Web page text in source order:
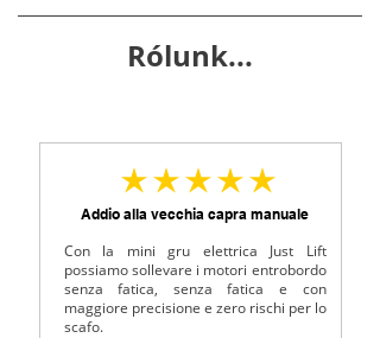
Rólunk...
az átlagos értékelés 5 az 5-ből
Addio alla vecchia capra manuale
Con la mini gru elettrica Just Lift
possiamo sollevare i motori entrobordo
senza fatica, senza fatica e con
maggiore precisione e zero rischi per lo
scafo.